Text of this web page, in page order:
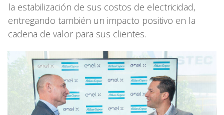
la estabilización de sus costos de electricidad,
entregando también un impacto positivo en la
cadena de valor para sus clientes.